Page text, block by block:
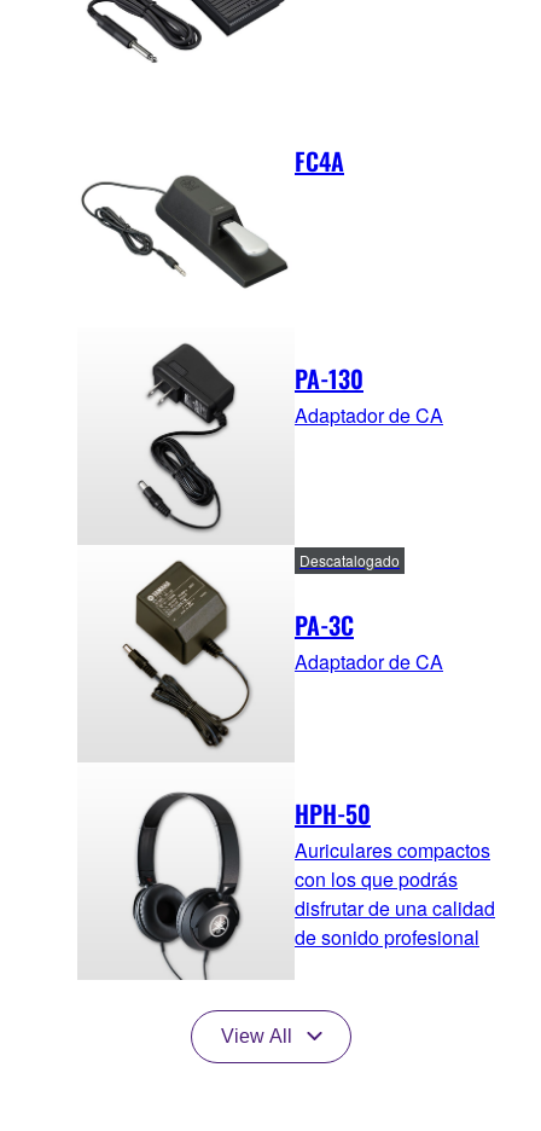
FC4A
PA-130
Adaptador de CA
PA-3C
Descatalogado
Adaptador de CA
HPH-50
Auriculares compactos
con los que podrás
disfrutar de una calidad
de sonido profesional
View All